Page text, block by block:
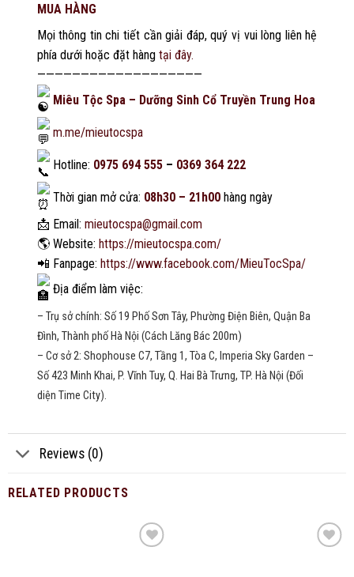
MUA HÀNG
Mọi thông tin chi tiết cần giải đáp, quý vị vui lòng liên hệ
phía dưới hoặc đặt hàng tại đây.
———————————————————
Miêu Tộc Spa – Dưỡng Sinh Cổ Truyền Trung Hoa
m.me/mieutocspa
Hotline: 0975 694 555– 0369 364 222
Thời gian mở cửa: 08h30 – 21h00hàng ngày
📩 Email: mieutocspa@gmail.com
🌎 Website: https://mieutocspa.com/
📲 Fanpage: https://www.facebook.com/MieuTocSpa/
Địa điểm làm việc:
– Trụ sở chính: Số 19 Phố Sơn Tây, Phường Điện Biên, Quận Ba
Đình, Thành phố Hà Nội (Cách Lăng Bác 200m)
– Cơ sở 2: Shophouse C7, Tầng 1, Tòa C, Imperia Sky Garden –
Số 423 Minh Khai, P. Vĩnh Tuy, Q. Hai Bà Trưng, TP. Hà Nội (Đối
diện Time City).
Reviews (0)
RELATED PRODUCTS